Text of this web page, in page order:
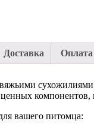
Доставка Оплата
компонентов,
вашего питомца: